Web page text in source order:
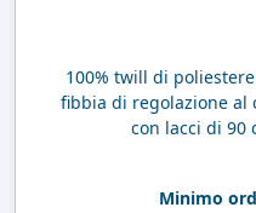
100% twill di
fibbia di regolazione al
con lacci di 90
Minimo